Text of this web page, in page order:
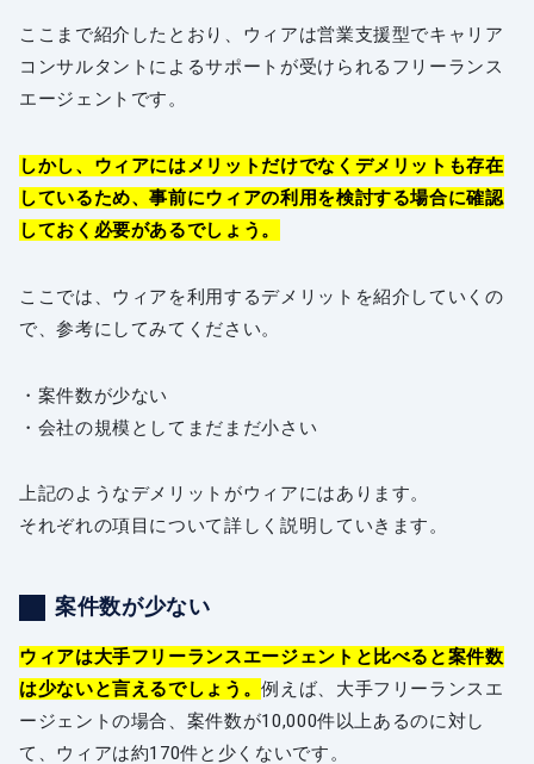
ここまで紹介したとおり、ウィアは営業支援型でキャリア
コンサルタントによるサポートが受けられるフリーランス
エージェントです。
しかし、ウィアにはメリットだけでなくデメリットも存在
しているため、事前にウィアの利用を検討する場合に確認
しておく必要があるでしょう。
ここでは、ウィアを利用するデメリットを紹介していくの
で、参考にしてみてください。
・案件数が少ない
・会社の規模としてまだまだ小さい
上記のようなデメリットがウィアにはあります。
それぞれの項目について詳しく説明していきます。
案件数が少ない
ウィアは大手フリーランスエージェントと比べると案件数
は少ないと言えるでしょう。例えば、大手フリーランスエ
ージェントの場合、案件数が10,000件以上あるのに対し
て、ウィアは約170件と少くないです。